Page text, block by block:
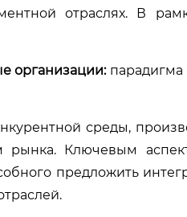
отраслях. В
организации:парадигма
среды,
рынка. Ключевым
предложить